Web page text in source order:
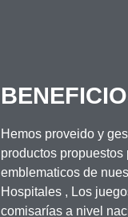
Hemos proveido y
productos
emblematicos de
Hospitales , Los
comisarías a nivel